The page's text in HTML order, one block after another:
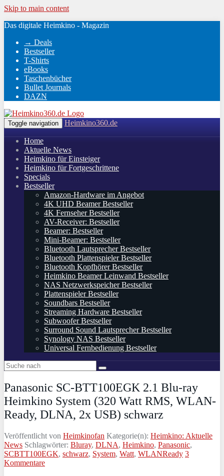
Skip to main content
Das digitale Heimkino - Magazin
→ Deals
Bestseller
T-Shirts
eBooks
Taschenbücher
Bullet Journals
DAZN
Toggle navigation Heimkino360.de
Home
Aktuelle News
Heimkino für Einsteiger
Heimkino für Fortgeschrittene
Specials
Bestseller
Amazon-Hardware im Angebot
4K UHD Beamer Bestseller
4K Fernseher Bestseller
AV-Receiver: Bestseller
Beamer: Bestseller
Mini-Beamer: Bestseller
Bluetooth Lautsprecher Bestseller
Bluetooth Plattenspieler Bestseller
Bluetooth Kopfhörer Bestseller
Heimkino Beamer Leinwand Bestseller
NAS Netzwerkspeicher Bestseller
Plattenspieler Bestseller
Soundbars Bestseller
Streaming Hardware Bestseller
Subwoofer Bestseller
Surround Sound Lautsprecher Bestseller
Synology NAS Bestseller
Universal Fernbedienung Bestseller
Panasonic SC-BTT100EGK 2.1 Blu-ray
Heimkino System (320 Watt RMS, WLAN-
Ready, DLNA, 2x USB) schwarz
Veröffentlicht von Heimkinofan Kategorie(n): Heimkino: Aktuelle
News Schlagwörter: Bluray, DLNA, Heimkino, Panasonic,
SCBTT100EGK, schwarz, System, Watt, WLANReady 3
Kommentare